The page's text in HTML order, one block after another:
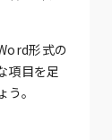
形式の
項目を足
。